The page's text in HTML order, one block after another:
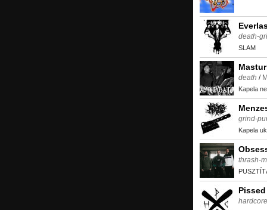
death-
SLAM
death /
Kapela
grind-
Kapela
thrash-